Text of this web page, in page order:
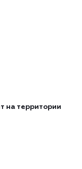
на территории